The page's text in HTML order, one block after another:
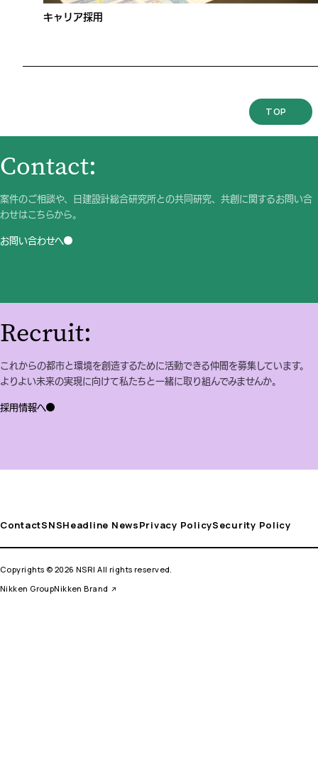
キャリア採用
Contact:
案件のご相談や、日建設計総合研究所との共同研究、共創に関するお問い合
わせはこちらから。
お問い合わせへ
Recruit:
これからの都市と環境を創造するために活動できる仲間を募集しています。
よりよい未来の実現に向けて私たちと一緒に取り組んでみませんか。
採用情報へ
ContactSNSHeadline NewsPrivacy PolicySecurity Policy
Copyrights © 2026 NSRI All rights reserved.
Nikken GroupNikken Brand
TOP